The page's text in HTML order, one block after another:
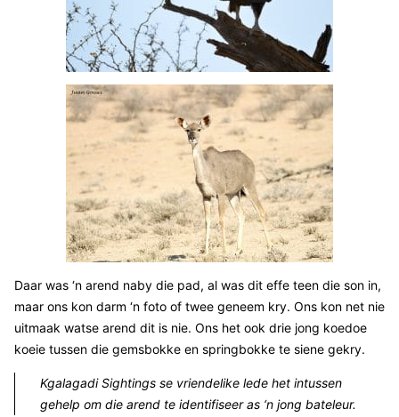
Daar was ‘n arend naby die pad, al was dit effe teen die son in,
maar ons kon darm ‘n foto of twee geneem kry. Ons kon net nie
uitmaak watse arend dit is nie. Ons het ook drie jong koedoe
koeie tussen die gemsbokke en springbokke te siene gekry.
Kgalagadi Sightings se vriendelike lede het intussen
gehelp om die arend te identifiseer as ‘n jong bateleur.